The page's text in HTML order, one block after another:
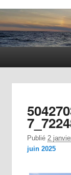
Publié2
juin 2025